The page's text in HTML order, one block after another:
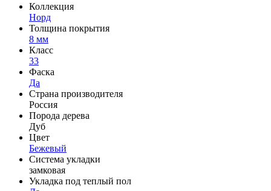
Коллекция
Норд
Толщина покрытия
8 мм
Класс
33
Фаска
Да
Страна производителя
Россия
Порода дерева
Дуб
Цвет
Бежевый
Система укладки
замковая
Укладка под теплый пол